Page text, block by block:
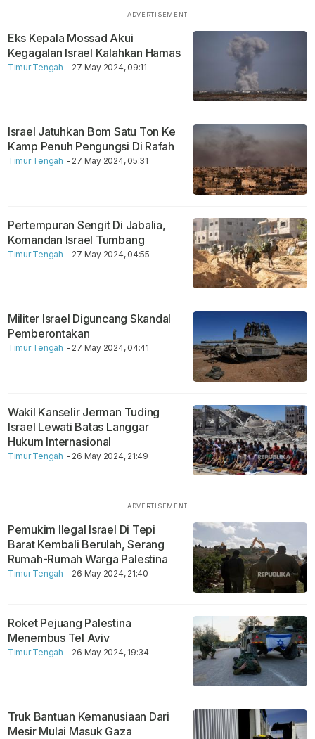
Eks Kepala Mossad Akui
Kegagalan Israel Kalahkan Hamas
Timur Tengah - 27 May 2024, 09:11
Israel Jatuhkan Bom Satu Ton Ke
Kamp Penuh Pengungsi Di Rafah
Timur Tengah - 27 May 2024, 05:31
Pertempuran Sengit Di Jabalia,
Komandan Israel Tumbang
Timur Tengah - 27 May 2024, 04:55
Militer Israel Diguncang Skandal
Pemberontakan
Timur Tengah - 27 May 2024, 04:41
Wakil Kanselir Jerman Tuding
Israel Lewati Batas Langgar
Hukum Internasional
Timur Tengah - 26 May 2024, 21:49
Pemukim Ilegal Israel Di Tepi
Barat Kembali Berulah, Serang
Rumah-Rumah Warga Palestina
Timur Tengah - 26 May 2024, 21:40
Roket Pejuang Palestina
Menembus Tel Aviv
Timur Tengah - 26 May 2024, 19:34
Truk Bantuan Kemanusiaan Dari
Mesir Mulai Masuk Gaza